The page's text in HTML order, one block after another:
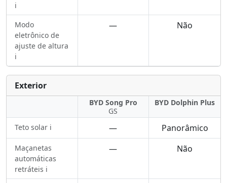
ℹ️
Modo
eletrônico de
ajuste de altura
ℹ️
— Não
Exterior
BYD Song Pro
GS
BYD Dolphin Plus
Teto solar ℹ️ — Panorâmico
Maçanetas
automáticas
retráteis ℹ️
— Não